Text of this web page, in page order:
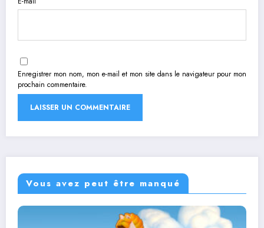
Enregistrer mon nom, mon e-mail et mon site dans le navigateur pour mon
prochain commentaire.
Vous avez peut être manqué